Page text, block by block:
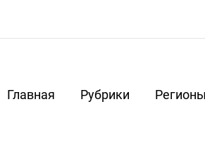
Главная Рубрики Регионы